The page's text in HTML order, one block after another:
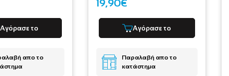
Αγόρασε το
απο το
19,90€
Αγόρασε το
Παραλαβή απο το
κατάστημα